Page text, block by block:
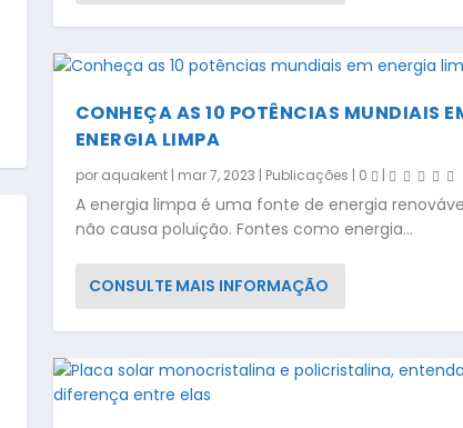
CONHEÇA AS 10 POTÊNCIAS MUNDIAIS
ENERGIA LIMPA
por aquakent| mar 7, 2023 | Publicações | 0 |
A energia limpa é uma fonte de energia
não causa poluição. Fontes como energia...
CONSULTE MAIS INFORMAÇÃO